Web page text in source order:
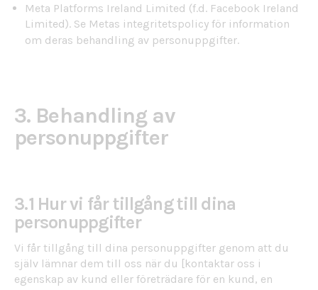
Meta Platforms Ireland Limited (f.d. Facebook Ireland
Limited). Se Metas integritetspolicy för information
om deras behandling av personuppgifter.
3. Behandling av
personuppgifter
3.1 Hur vi får tillgång till dina
personuppgifter
Vi får tillgång till dina personuppgifter genom att du
själv lämnar dem till oss när du [kontaktar oss i
egenskap av kund eller företrädare för en kund, en